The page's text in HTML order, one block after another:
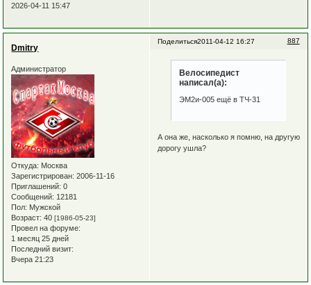
2026-04-11 15:47
Поделиться 887
2011-04-12 16:27
Dmitry
Администратор
Откуда: Москва
Зарегистрирован: 2006-11-16
Приглашений: 0
Сообщений: 12181
Пол: Мужской
Возраст: 40[1986-05-23]
Провел на форуме:
1 месяц 25 дней
Последний визит:
Вчера 21:23
Велосипедист
написал(а):
ЭМ2и-005 ещё в ТЧ-31
А она же, насколько я помню, на другую
дорогу ушла?